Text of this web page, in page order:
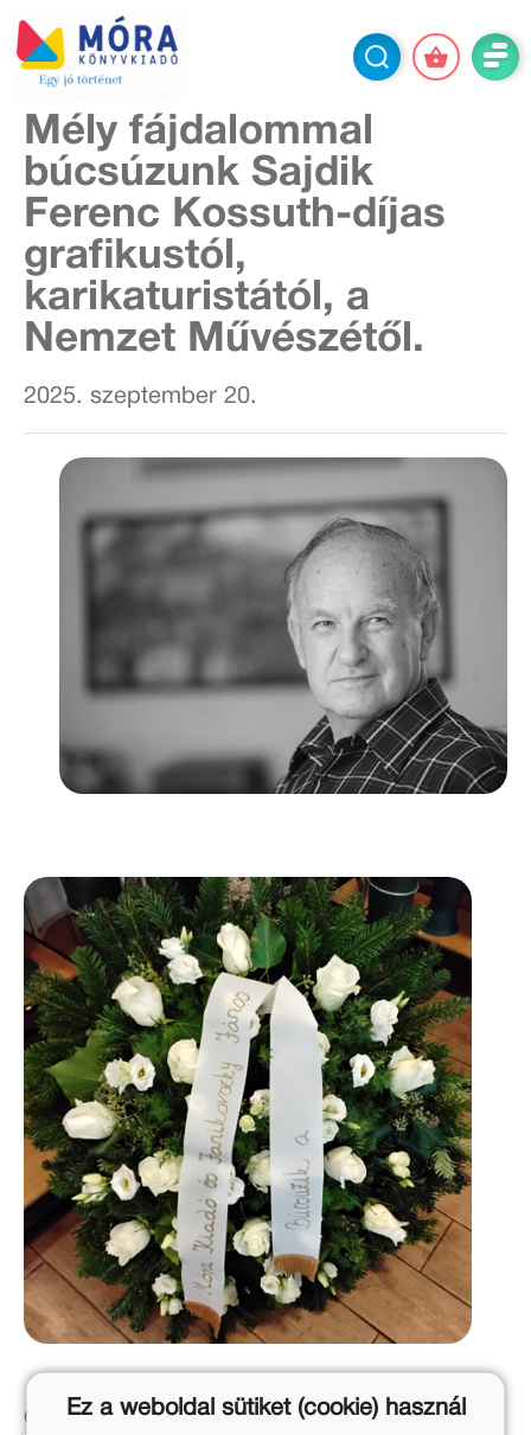
Mély fájdalommal
búcsúzunk Sajdik
Ferenc Kossuth-díjas
grafikustól,
karikaturistától, a
Nemzet Művészétől.
2025. szeptember 20.
Gazdag életműve – több száz könyv illusztrációja,
Ez a weboldal sütiket (cookie) használ